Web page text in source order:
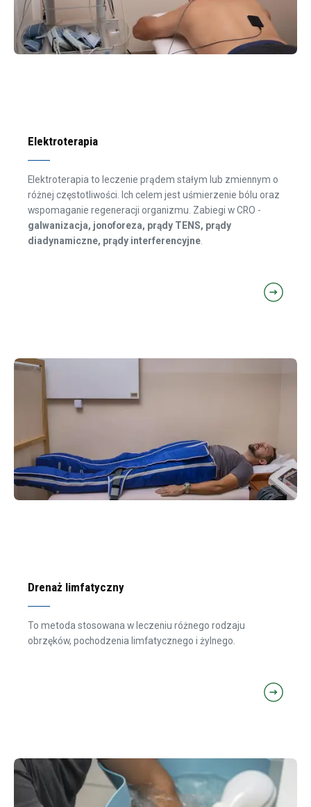
Elektroterapia
Elektroterapia to leczenie prądem stałym lub zmiennym o
różnej częstotliwości. Ich celem jest uśmierzenie bólu oraz
wspomaganie regeneracji organizmu. Zabiegi w CRO -
galwanizacja, jonoforeza, prądy TENS, prądy
diadynamiczne, prądy interferencyjne
Drenaż limfatyczny
To metoda stosowana w leczeniu różnego rodzaju
obrzęków, pochodzenia limfatycznego i żylnego.